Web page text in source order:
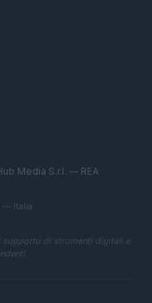
Media S.r.l. — REA
— Italia
supporto di strumenti digitali e